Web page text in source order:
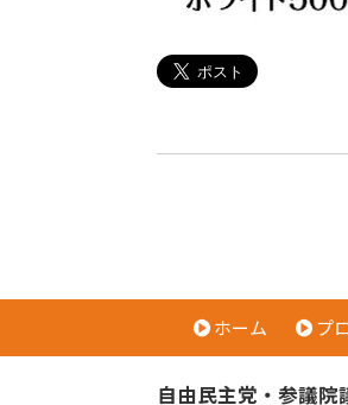
ホーム プ
自由民主党・参議院